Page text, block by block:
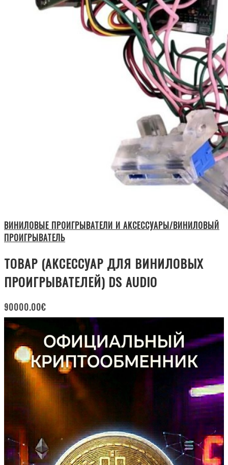
ВИНИЛОВЫЕ ПРОИГРЫВАТЕЛИ И АКСЕССУАРЫ/ВИНИЛОВЫЙ
ПРОИГРЫВАТЕЛЬ
ТОВАР (АКСЕССУАР ДЛЯ ВИНИЛОВЫХ
ПРОИГРЫВАТЕЛЕЙ) DS AUDIO
90000.00€